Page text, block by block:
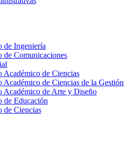
de Ingeniería
de Comunicaciones
Académico de Ciencias
Académico de Ciencias de la Gestión
Académico de Arte y Diseño
de Educación
de Ciencias